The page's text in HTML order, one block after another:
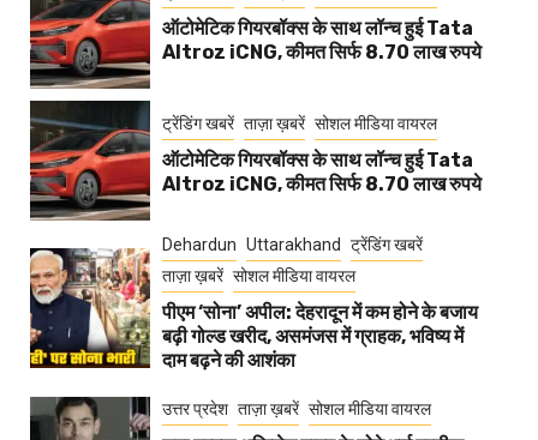
ऑटोमेटिक गियरबॉक्स के साथ लॉन्च हुई Tata
Altroz iCNG, कीमत सिर्फ 8.70 लाख रुपये
ट्रेंडिंग खबरें ताज़ा ख़बरें सोशल मीडिया वायरल
ऑटोमेटिक गियरबॉक्स के साथ लॉन्च हुई Tata
Altroz iCNG, कीमत सिर्फ 8.70 लाख रुपये
Dehardun Uttarakhand
ट्रेंडिंग खबरें
ताज़ा ख़बरें सोशल मीडिया वायरल
पीएम ‘सोना’ अपील: देहरादून में कम होने के बजाय
बढ़ी गोल्ड खरीद, असमंजस में ग्राहक, भविष्य में
दाम बढ़ने की आशंका
उत्तर प्रदेश ताज़ा ख़बरें सोशल मीडिया वायरल